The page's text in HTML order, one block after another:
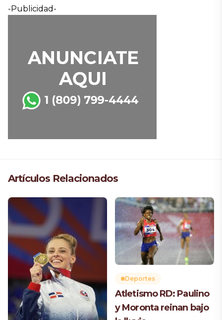
-Publicidad-
Artículos Relacionados
Deportes
Atletismo RD: Paulino
y Moronta reinan bajo